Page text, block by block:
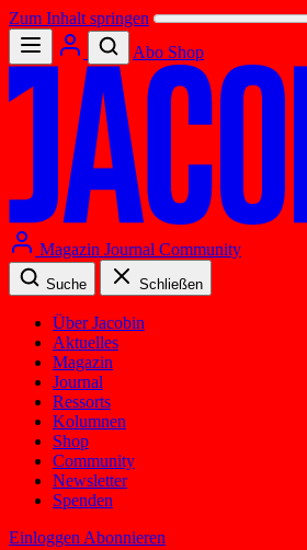
Zum Inhalt springen
Abo Shop
Magazin Journal Community
Suche Schließen
Über Jacobin
Aktuelles
Magazin
Journal
Ressorts
Kolumnen
Shop
Community
Newsletter
Spenden
Einloggen Abonnieren